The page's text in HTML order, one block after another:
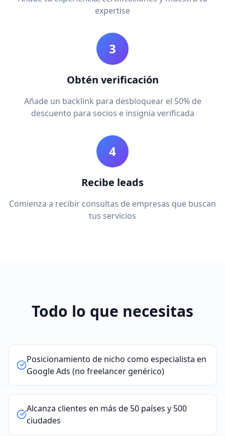
expertise
3
Obtén verificación
Añade un backlink para desbloquear el 50% de
descuento para socios e insignia verificada
4
Recibe leads
Comienza a recibir consultas de empresas que buscan
tus servicios
Todo lo que necesitas
Posicionamiento de nicho como especialista en
Google Ads (no freelancer genérico)
Alcanza clientes en más de 50 países y 500
ciudades